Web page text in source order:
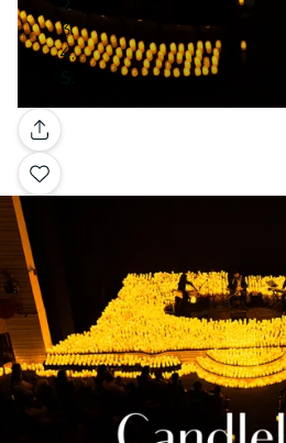
Galerie